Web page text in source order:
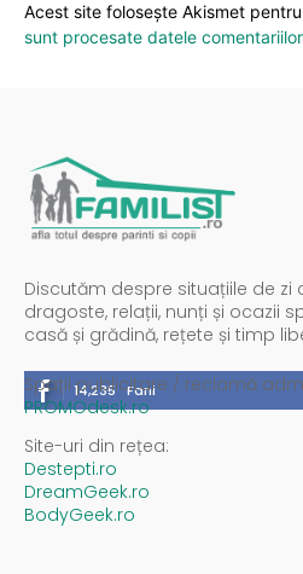
Acest site folosește Akismet
sunt procesate datele
Discutăm despre situațiile de zi
dragoste, relații, nunți și ocazii
casă și grădină, rețete și timp
14,235 Fani
Spații publicitare / reclamă
PROMOdesk.ro
Site-uri din rețea:
Destepti.ro
DreamGeek.ro
BodyGeek.ro